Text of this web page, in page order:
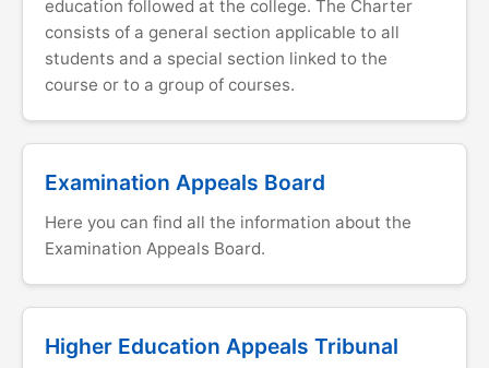
education followed at the college. The Charter
consists of a general section applicable to all
students and a special section linked to the
course or to a group of courses.
Examination Appeals Board
Here you can find all the information about the
Examination Appeals Board.
Higher Education Appeals Tribunal